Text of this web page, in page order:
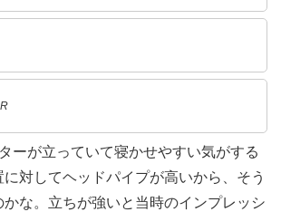
ーが立っていて寝かせやすい気がする
対してヘッドパイプが高いから、そう
な。立ちが強いと当時のインプレッシ